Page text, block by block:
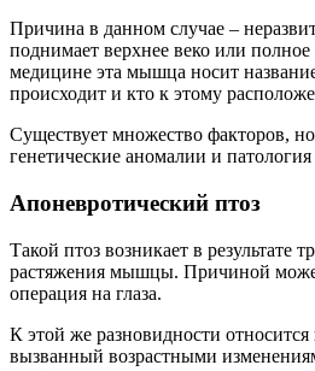
Причина в данном случае –
поднимает верхнее веко или полное
медицине эта мышца носит
происходит и кто к этому
Существует множество факторов,
генетические аномалии и
Апоневротический птоз
Такой птоз возникает в результате
растяжения мышцы. Причиной
операция на глаза.
К этой же разновидности относится
вызванный возрастными